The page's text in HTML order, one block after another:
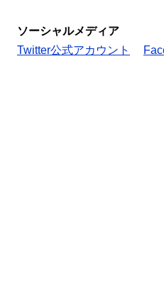
ソーシャルメディア
Twitter公式アカウント